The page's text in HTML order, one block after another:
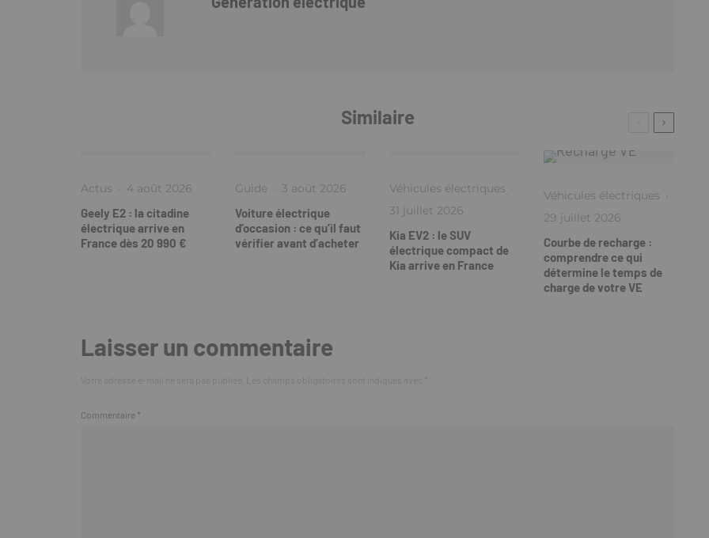
Similaire
Actus · 4 août 2026
Geely E2 : la citadine
électrique arrive en
France dès 20 990 €
Guide · 3 août 2026
Voiture électrique
d’occasion : ce qu’il faut
vérifier avant d’acheter
Véhicules électriques ·
31 juillet 2026
Kia EV2 : le SUV
électrique compact de
Kia arrive en France
Véhicules électriques ·
29 juillet 2026
Courbe de recharge :
comprendre ce qui
détermine le temps de
charge de votre VE
Laisser un commentaire
Commentaire *